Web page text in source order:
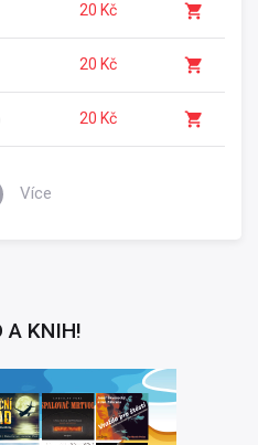
20 Kč
20 Kč
20 Kč
Více
A KNIH!